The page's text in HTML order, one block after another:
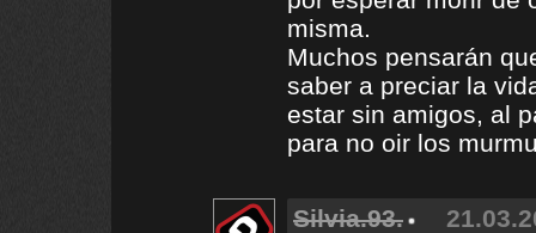
misma.
Muchos pensarán
saber a preciar la
estar sin amigos, al
para no oir los
Silvia.93.